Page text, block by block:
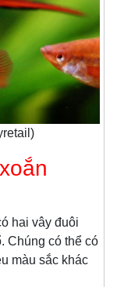
hai vây đuôi
Chúng có thể có
màu sắc khác